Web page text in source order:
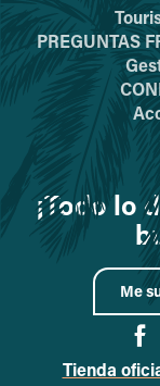
PREGUNTAS
¡Todo lo
Me
Tienda